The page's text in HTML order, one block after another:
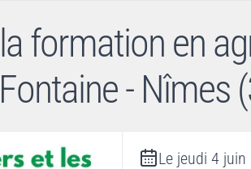
formation en
- Nîmes
Le jeudi 4 juin